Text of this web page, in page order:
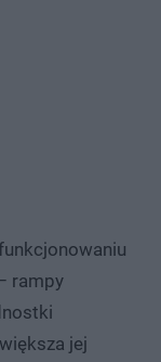
rampy
jej